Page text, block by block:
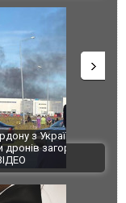
в
"Мої